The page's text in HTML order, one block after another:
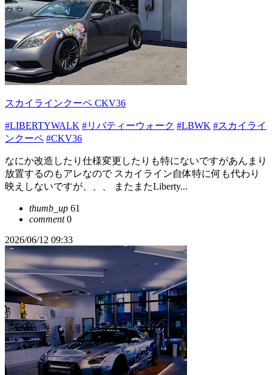
スカイラインクーペ CKV36
#LIBERTYWALK #リバティーウォーク #LBWK #スカイライ
ンクーペ #CKV36
なにか改造したり仕様変更したりも特にないですがあんまり
放置するのもアレなので スカイライン自体特に何も代わり
映えしないですが、、、 またまたLiberty...
thumb_up 61
comment0
2026/06/12 09:33